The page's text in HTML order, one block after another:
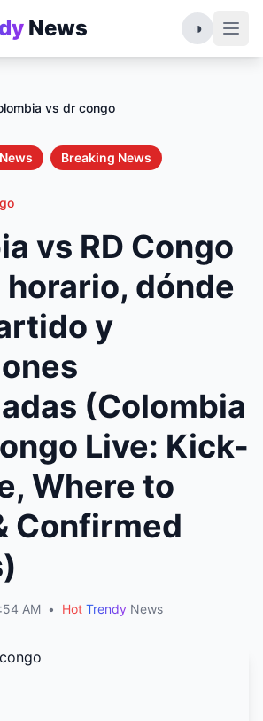
News ◑
vs dr congo
Breaking News
vs RD Congo
horario, dónde
y
(Colombia
Live: Kick-
Where to
Confirmed
AM • Hot Trendy News